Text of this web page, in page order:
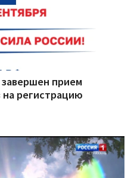
прием
регистрацию